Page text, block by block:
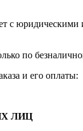
с юридическими
по
и его оплаты:
ЛИЦ